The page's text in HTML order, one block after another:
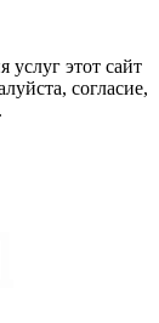
услуг этот сайт
согласие,